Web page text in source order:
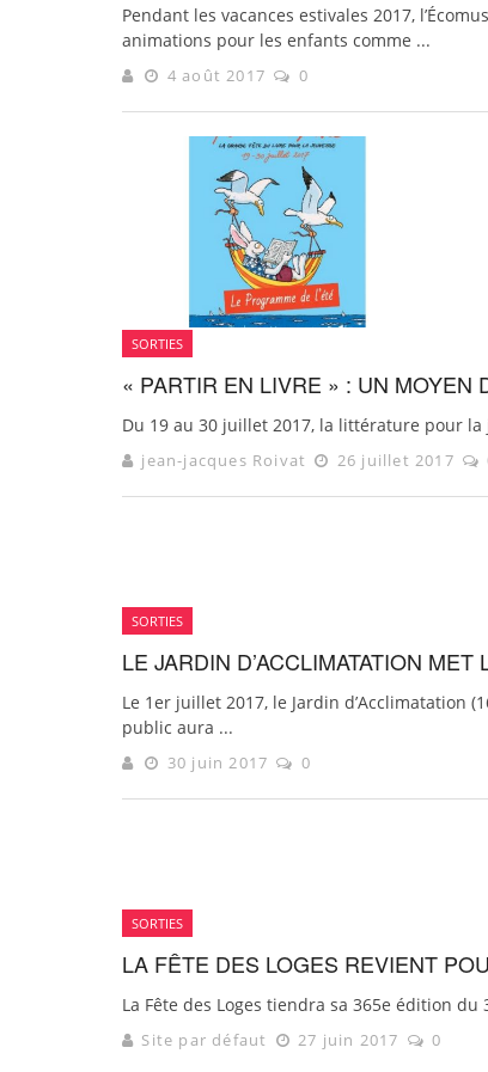
Pendant les vacances estivales 2017,
animations pour les enfants comme ...
4 août 2017 0
SORTIES
« PARTIR EN LIVRE » : UN MOYEN
Du 19 au 30 juillet 2017, la littérature pour la
jean-jacques Roivat 26 juillet 2017
SORTIES
LE JARDIN D’ACCLIMATATION
Le 1er juillet 2017, le Jardin d’Acclimatation
public aura ...
30 juin 2017 0
SORTIES
LA FÊTE DES LOGES REVIENT
La Fête des Loges tiendra sa 365e édition
Site par défaut 27 juin 2017 0